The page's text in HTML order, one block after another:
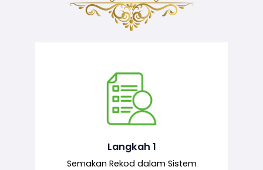
Langkah 1
Semakan Rekod dalam Sistem
Semakan ke atas sejarah permohonan
yang pernah dibuat oleh pemohon,